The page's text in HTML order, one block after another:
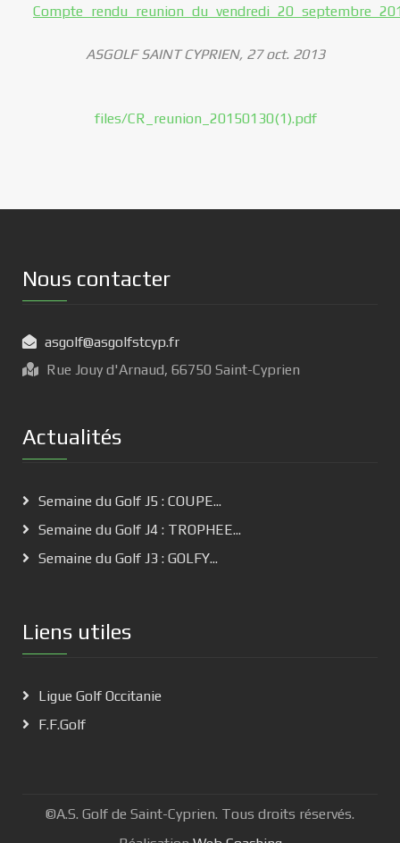
ASGOLF SAINT CYPRIEN, 27 oct. 2013
files/CR_reunion_20150130(1).pdf
Nous contacter
asgolf@asgolfstcyp.fr
Rue Jouy d'Arnaud, 66750 Saint-Cyprien
Actualités
Semaine du Golf J5 : COUPE...
Semaine du Golf J4 : TROPHEE...
Semaine du Golf J3 : GOLFY...
Liens utiles
Ligue Golf Occitanie
F.F.Golf
©A.S. Golf de Saint-Cyprien. Tous droits réservés.